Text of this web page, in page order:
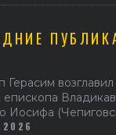
Герасим
епископа
Иосифа